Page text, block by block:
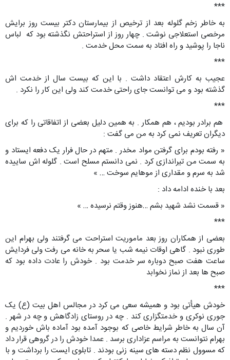
***
به خاطر زخم گلوله بعد از ترخیص از بیمارستان دکتر بیست روز برایش
مرخصی استعلاجی نوشت . چهار روز از استراحتش نگذشته بود که لباس
ناجا را پوشید و راه افتاد به سمت محل خدمت .
***
عجیب به کارش اعتقاد داشت . با این که بیست سال از خدمت اش
گذشته بود و می توانست جای راحتی خدمت کند ولی این کار را نکرد .
***
هم برادر بودیم ، هم همکار . به همین دلیل بعضی از اتفاقاتی را که برای
دیگران تعریف نمی کرد به من می گفت :
« رفته بودم برای گرفتن مواد مخدر . متهم در حال فرار یک دفعه ایستاد و
به سمت من تیراندازی کرد . نمی دانستم مسلح است . گلوله اش ساییده
شد به سرم و مقداری از موهایم سوخت … »
بعد با خنده ادامه داد :
« قسمت نشد شهید بشم …هنوز وقتم نرسیده … »
***
بعضی از همکاران روز بعد ماموریت استراحت می گرفتند ولی بهرام این
طوری نبود . گاهی اوقات نیمه شب یا سحر به خانه می رفت ولی فردایش
ساعت هفت صبح دوباره سر خدمت بود . خودش را عادت داده بود که
صبح ها بعد از نماز نخوابد
***
خودش هیأتی بود و همیشه سعی می کرد در مجالس اهل بیت (ع) یک
جوری نوکری و خدمتگزاری کند . چه در روستای زادگاهش و چه در شهر .
آن سال به خاطر شرایط خاصی که بوجود آمده بود آماده باش خوردیم و
بهرام نتوانست به مراسم عزاداری برسد . عمدا خودش را در گروهی قرار داد
که مسوول نظم دسته های سینه زنی بودند . تابلوی ایست را برداشت و با